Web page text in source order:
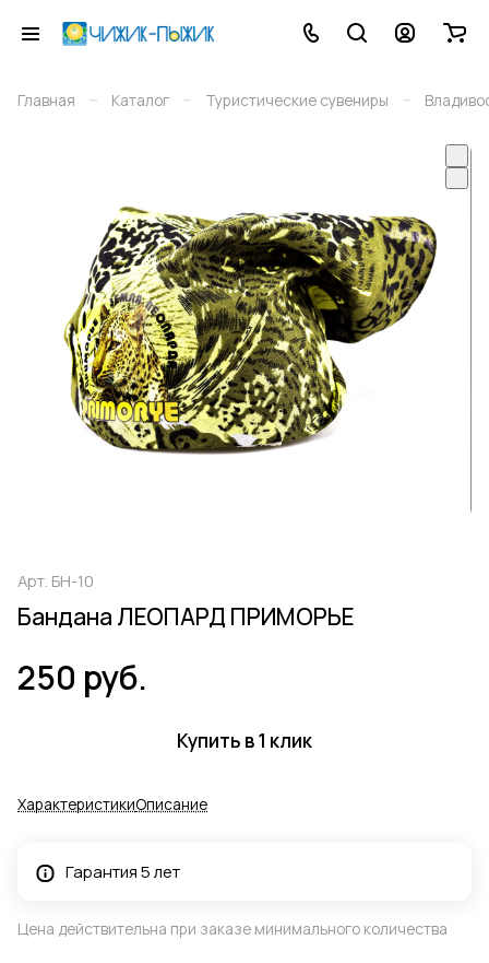
Главная – Каталог – Туристические сувениры –
Арт. БН-10
Бандана ЛЕОПАРД ПРИМОРЬЕ
250 руб.
Купить в 1 клик
ХарактеристикиОписание
Гарантия 5 лет
Цена действительна при заказе минимального количества